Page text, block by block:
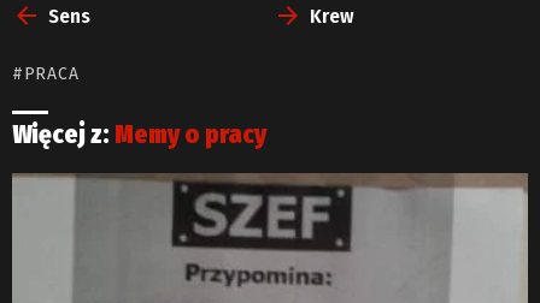
więcejSens Krew
PRACA
Więcej z: Memy o pracy